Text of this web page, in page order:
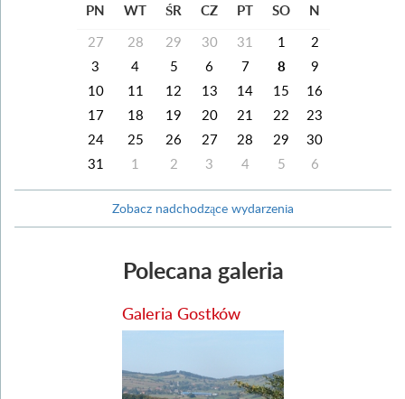
PN WT ŚR CZ PT SO N
27 28 29 30 31 1
2
3
4 5 6 7 8
9
10
11 12 13 14 15
16
17
18 19 20 21 22
23
24
25 26 27 28 29
30
31
1 2 3 4 5 6
Zobacz nadchodzące wydarzenia
Polecana galeria
Galeria Gostków